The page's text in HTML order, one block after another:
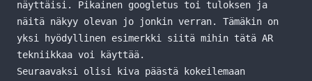
näyttäisi. Pikainen googletus toi tuloksen ja
näitä näkyy olevan jo jonkin verran. Tämäkin on
yksi hyödyllinen esimerkki siitä mihin tätä AR
tekniikkaa voi käyttää.
Seuraavaksi olisi kiva päästä kokeilemaan